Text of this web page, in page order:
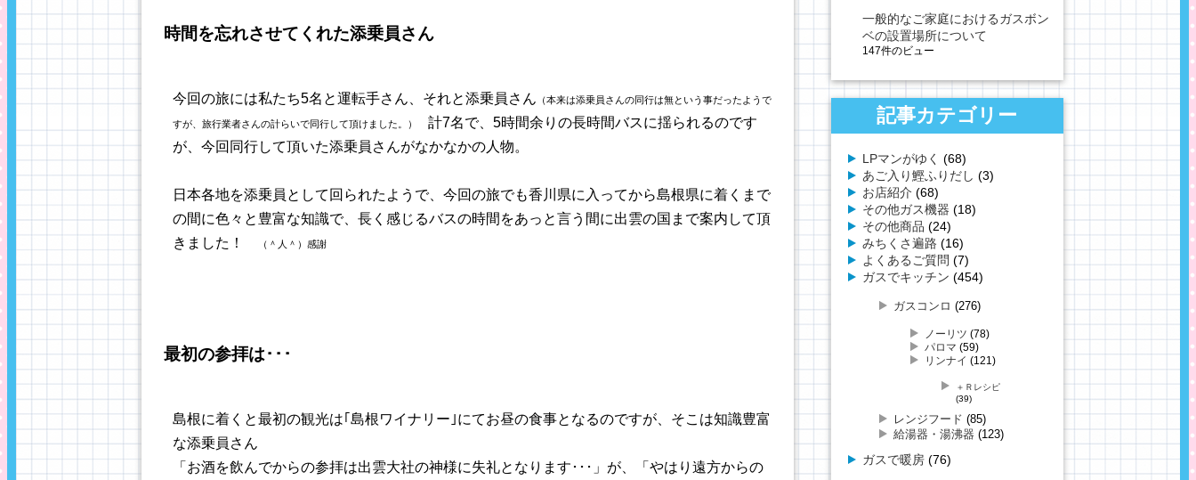
時間を忘れさせてくれた添乗員さん
今回の旅には私たち5名と運転手さん、それと添乗員さん （本来は添乗員さんの同行は無という事だったようで
すが、旅行業者さんの計らいで同行して頂けました。）
計7名で、5時間余りの長時間バスに揺られるのです
が、今回同行して頂いた添乗員さんがなかなかの人物。
日本各地を添乗員として回られたようで、今回の旅でも香川県に入ってから島根県に着くまで
の間に色々と豊富な知識で、長く感じるバスの時間をあっと言う間に出雲の国まで案内して頂
きました！
（＾人＾）感謝
最初の参拝は･･･
島根に着くと最初の観光は｢島根ワイナリー｣にてお昼の食事となるのですが、そこは知識豊富
な添乗員さん
「お酒を飲んでからの参拝は出雲大社の神様に失礼となります･･･」が、「やはり遠方からの
一般的なご家庭におけるガスボン
ベの設置場所について
147件のビュー
記事カテゴリー
LPマンがゆく (68)
あご入り鰹ふりだし (3)
お店紹介 (68)
その他ガス機器 (18)
その他商品 (24)
みちくさ遍路 (16)
よくあるご質問 (7)
ガスでキッチン (454)
ガスコンロ (276)
ノーリツ (78)
パロマ (59)
リンナイ (121)
＋Ｒレシピ
(39)
レンジフード (85)
給湯器・湯沸器 (123)
ガスで暖房(76)